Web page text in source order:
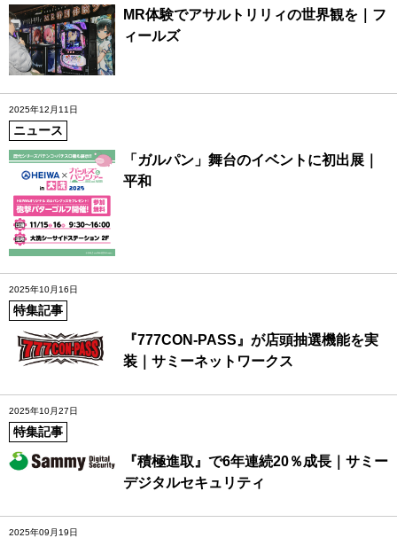
MR体験でアサルトリリィの世界観を｜フ
ィールズ
2025年12月11日
ニュース
「ガルパン」舞台のイベントに初出展｜
平和
2025年10月16日
特集記事
『777CON-PASS』が店頭抽選機能を実
装｜サミーネットワークス
2025年10月27日
特集記事
『積極進取』で6年連続20％成長｜サミー
デジタルセキュリティ
2025年09月19日